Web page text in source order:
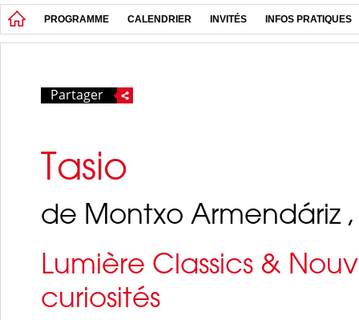
PROGRAMME CALENDRIER INVITÉS INFOS PRATIQUES
Partager
Tasio
de Montxo Armendáriz
Lumière Classics &
curiosités